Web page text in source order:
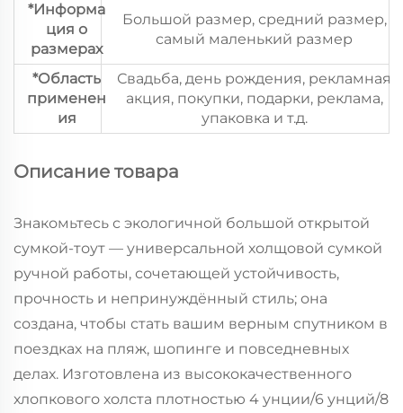
*Информа
ция о
размерах
Большой размер, средний размер,
самый маленький размер
*Область
применен
ия
Свадьба, день рождения, рекламная
акция, покупки, подарки, реклама,
упаковка и т.д.
Описание товара
Знакомьтесь с экологичной большой открытой
сумкой-тоут — универсальной холщовой сумкой
ручной работы, сочетающей устойчивость,
прочность и непринуждённый стиль; она
создана, чтобы стать вашим верным спутником в
поездках на пляж, шопинге и повседневных
делах. Изготовлена из высококачественного
хлопкового холста плотностью 4 унции/6 унций/8